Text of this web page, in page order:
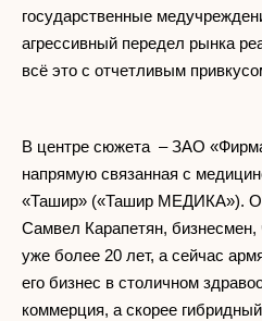
государственные
агрессивный передел рынка
всё это с отчетливым
В центре сюжета – ЗАО
напрямую связанная с
«Ташир» («Ташир МЕДИКА»).
Самвел Карапетян, бизнесмен,
уже более 20 лет, а сейчас
его бизнес в столичном
коммерция, а скорее